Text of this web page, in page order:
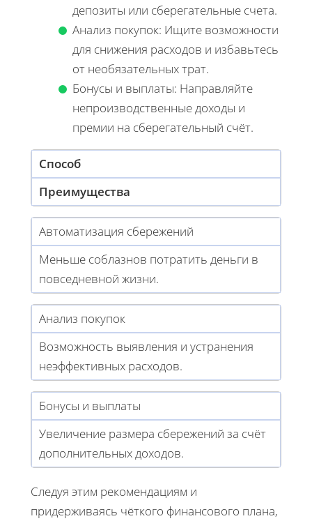
депозиты или сберегательные счета.
Анализ покупок: Ищите возможности
для снижения расходов и избавьтесь
от необязательных трат.
Бонусы и выплаты: Направляйте
непроизводственные доходы и
премии на сберегательный счёт.
Способ
Преимущества
Автоматизация сбережений
Меньше соблазнов потратить деньги в
повседневной жизни.
Анализ покупок
Возможность выявления и устранения
неэффективных расходов.
Бонусы и выплаты
Увеличение размера сбережений за счёт
дополнительных доходов.
Следуя этим рекомендациям и
придерживаясь чёткого финансового плана,